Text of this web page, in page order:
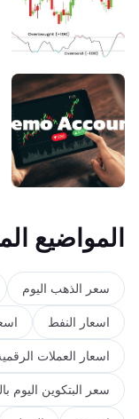
المواضيع
سعر الذهب اليوم
اسعار النفط
اسعار العملات
سعر البتكوين اليوم